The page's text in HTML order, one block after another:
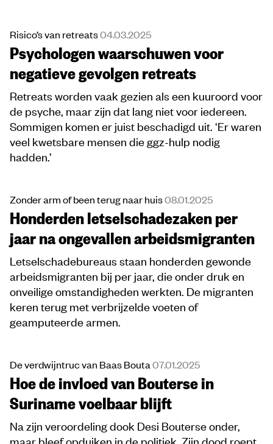
Risico’s van retreats04.03.2025
Psychologen waarschuwen voor
negatieve gevolgen retreats
Retreats worden vaak gezien als een kuuroord voor
de psyche, maar zijn dat lang niet voor iedereen.
Sommigen komen er juist beschadigd uit. ‘Er waren
veel kwetsbare mensen die ggz-hulp nodig
hadden.’
Zonder arm of been terug naar huis08.01.2025
Honderden letselschadezaken per
jaar na ongevallen arbeidsmigranten
Letselschadebureaus staan honderden gewonde
arbeidsmigranten bij per jaar, die onder druk en
onveilige omstandigheden werkten. De migranten
keren terug met verbrijzelde voeten of
geamputeerde armen.
De verdwijntruc van Baas Bouta07.01.2025
Hoe de invloed van Bouterse in
Suriname voelbaar blijft
Na zijn veroordeling dook Desi Bouterse onder,
maar bleef opduiken in de politiek. Zijn dood roept